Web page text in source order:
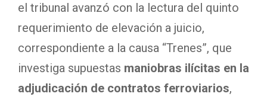
el tribunal avanzó con la lectura del quinto
requerimiento de elevación a juicio,
correspondiente a la causa “Trenes”, que
investiga supuestas maniobras ilícitas en la
adjudicación de contratos ferroviarios,